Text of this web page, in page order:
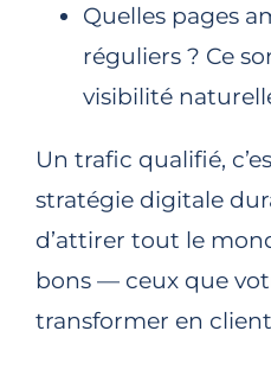
Quelles pages
réguliers ? Ce
visibilité
Un trafic qualifié,
stratégie digitale
d’attirer tout le
bons — ceux que
transformer en